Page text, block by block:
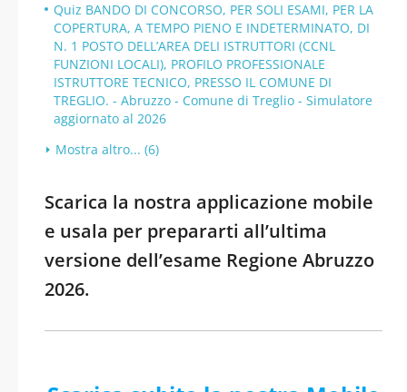
Quiz BANDO DI CONCORSO, PER SOLI ESAMI, PER LA
COPERTURA, A TEMPO PIENO E INDETERMINATO, DI
N. 1 POSTO DELL’AREA DELI ISTRUTTORI (CCNL
FUNZIONI LOCALI), PROFILO PROFESSIONALE
ISTRUTTORE TECNICO, PRESSO IL COMUNE DI
TREGLIO. - Abruzzo - Comune di Treglio - Simulatore
aggiornato al 2026
Mostra altro... (6)
Scarica la nostra applicazione mobile
e usala per prepararti all’ultima
versione dell’esame Regione Abruzzo
2026.